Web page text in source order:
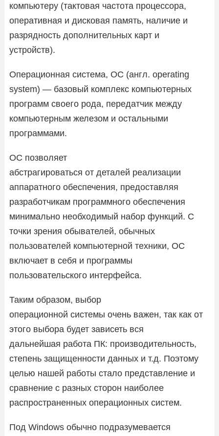
компьютеру (тактовая частота процессора,
оперативная и дисковая память, наличие и
разрядность дополнительных карт и
устройств).
Операционная система, ОС (англ. operating
system) — базовый комплекс компьютерных
программ своего рода, передатчик между
компьютерным железом и остальными
программами.
ОС позволяет
абстрагироваться от деталей реализации
аппаратного обеспечения, предоставляя
разработчикам программного обеспечения
минимально необходимый набор функций. С
точки зрения обывателей, обычных
пользователей компьютерной техники, ОС
включает в себя и программы
пользовательского интерфейса.
Таким образом, выбор
операционной системы очень важен, так как от
этого выбора будет зависеть вся
дальнейшая работа ПК: производительность,
степень защищенности данных и т.д. Поэтому
целью нашей работы стало представление и
сравнение с разных сторон наиболее
распространенных операционных систем.
Под Windows обычно подразумевается